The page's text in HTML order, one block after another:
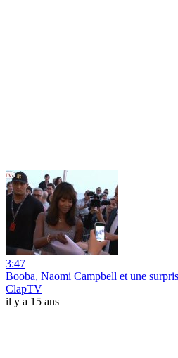
3:47
Booba, Naomi Campbell et une
ClapTV
il y a 15 ans